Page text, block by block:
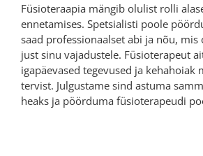
Füsioteraapia mängib olulist rolli
ennetamises. Spetsialisti poole
saad professionaalset abi ja nõu, mis
just sinu vajadustele. Füsioterapeut
igapäevased tegevused ja kehahoiak
tervist. Julgustame sind astuma
heaks ja pöörduma füsioterapeudi